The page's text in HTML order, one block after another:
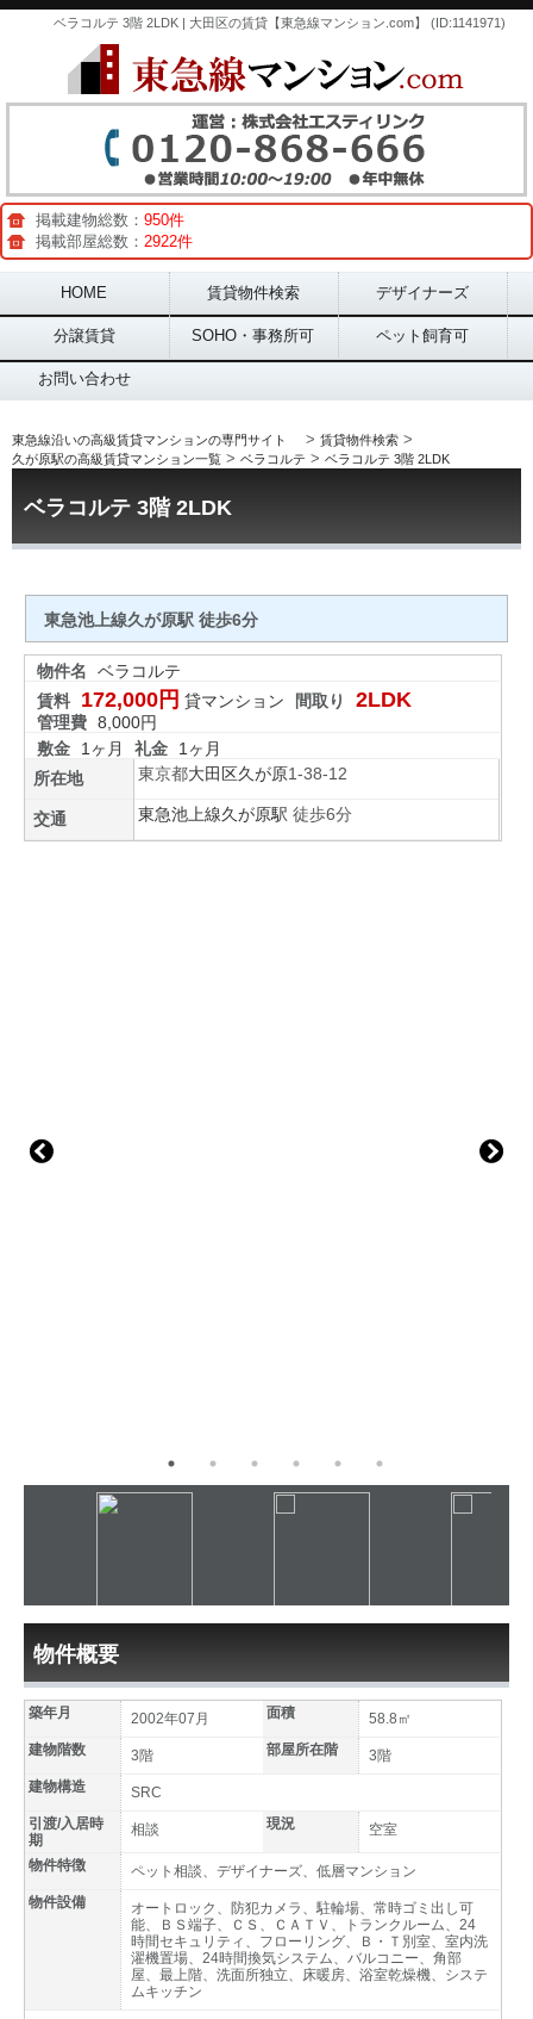
ベラコルテ 3階 2LDK | 大田区の賃貸【東急線マンション.com】 (ID:1141971)
掲載建物総数： 950件
掲載部屋総数： 2922件
Main menu
HOME 賃貸物件検索 デザイナーズ
分譲賃貸 SOHO・事務所可 ペット飼育可
お問い合わせ
東急線沿いの高級賃貸マンションの専門サイト > 賃貸物件検索 >
久が原駅の高級賃貸マンション一覧 > ベラコルテ > ベラコルテ 3階 2LDK
ベラコルテ 3階 2LDK
東急池上線久が原駅 徒歩6分
物件名
ベラコルテ
賃料
172,000円 貸マンション 間取り 2LDK
管理費 8,000円
敷金
1ヶ月 礼金
1ヶ月
所在地
東京都大田区久が原1-38-12
交通 東急池上線久が原駅 徒歩6分
物件概要
築年月 2002年07月 面積
58.8㎡
建物階数
3階 部屋所在階
3階
建物構造
SRC
引渡/入居時
期
相談 現況 空室
物件特徴
ペット相談、デザイナーズ、低層マンション
物件設備
オートロック、防犯カメラ、駐輪場、常時ゴミ出し可
能、ＢＳ端子、ＣＳ、ＣＡＴＶ、トランクルーム、24
時間セキュリティ、フローリング、Ｂ・Ｔ別室、室内洗
濯機置場、24時間換気システム、バルコニー、角部
屋、最上階、洗面所独立、床暖房、浴室乾燥機、システ
ムキッチン